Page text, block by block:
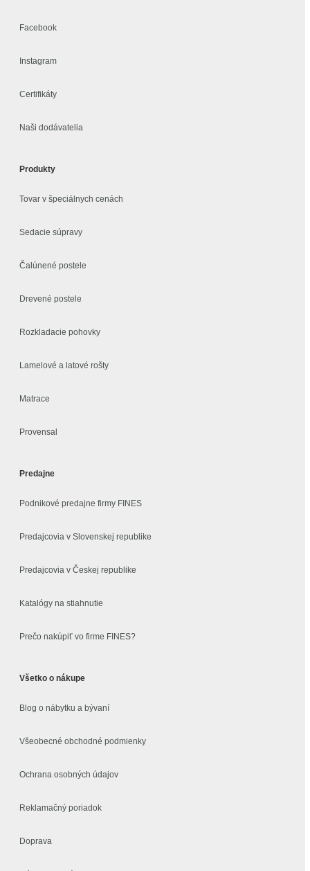
Facebook
Instagram
Certifikáty
Naši dodávatelia
Produkty
Tovar v špeciálnych cenách
Sedacie súpravy
Čalúnené postele
Drevené postele
Rozkladacie pohovky
Lamelové a latové rošty
Matrace
Provensal
Predajne
Podnikové predajne firmy FINES
Predajcovia v Slovenskej republike
Predajcovia v Českej republike
Katalógy na stiahnutie
Prečo nakúpiť vo firme FINES?
Všetko o nákupe
Blog o nábytku a bývaní
Všeobecné obchodné podmienky
Ochrana osobných údajov
Reklamačný poriadok
Doprava